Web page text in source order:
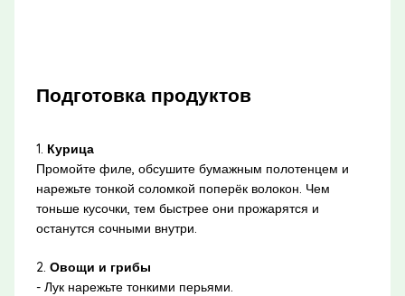
Подготовка продуктов
1. Курица
Промойте филе, обсушите бумажным полотенцем и
нарежьте тонкой соломкой поперёк волокон. Чем
тоньше кусочки, тем быстрее они прожарятся и
останутся сочными внутри.
2. Овощи и грибы
- Лук нарежьте тонкими перьями.